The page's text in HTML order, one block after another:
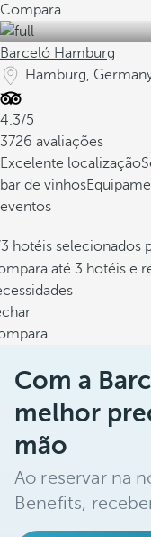
Compara
Barceló Hamburg
Hamburg,
4.3/5
3726 avaliações
Excelente localização
bar de vinhos
eventos
hotéis selecionados
até 3 hotéis e
Com a
melhor
mão
Ao reservar na
Benefits,